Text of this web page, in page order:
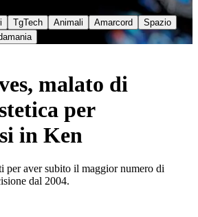
TgTech Animali Amarcord
Spazio
malato di
per
in Ken
per aver subito il maggior numero di
dal 2004.